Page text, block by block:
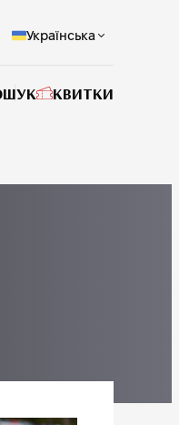
Українська
КВИТКИ